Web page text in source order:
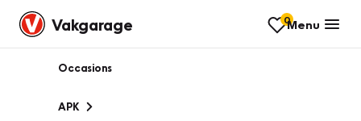
Vakgarage 0Menu
Occasions
APK